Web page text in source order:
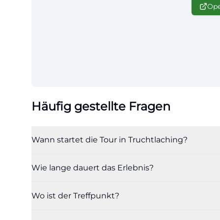
Häufig gestellte Fragen
Wann startet die Tour in Truchtlaching?
Wie lange dauert das Erlebnis?
Wo ist der Treffpunkt?